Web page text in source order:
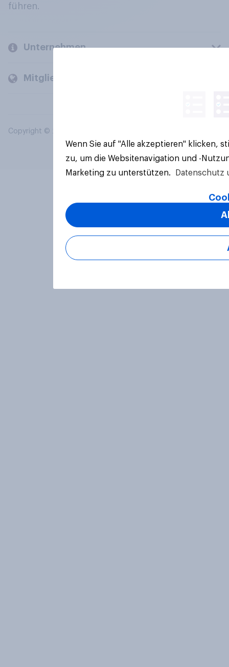
führen.
Unternehmen
Mitglieder und Kunden
Copyright © 2026 YouGov PLC. Alle Rechte vorbehalten.
Wenn Sie auf "Alle akzeptieren" klicken,
zu, um die Websitenavigation und -
Marketing zu unterstützen.
Datenschutz